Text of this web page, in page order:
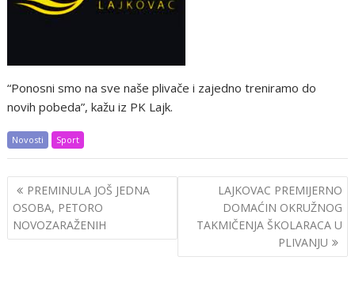
“Ponosni smo na sve naše plivače i zajedno treniramo do
novih pobeda”, kažu iz PK Lajk.
Novosti Sport
Post
navigation
PREMINULA JOŠ JEDNA
OSOBA, PETORO
NOVOZARAŽENIH
LAJKOVAC PREMIJERNO
DOMAĆIN OKRUŽNOG
TAKMIČENJA ŠKOLARACA U
PLIVANJU